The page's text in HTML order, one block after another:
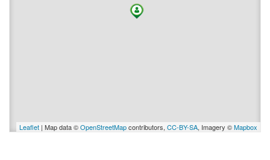
Leaflet | Map data ©OpenStreetMapcontributors, CC-BY-SA, Imagery ©Mapbox